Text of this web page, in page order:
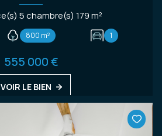
Villa 7 pièce(s) 5 chambre(s) 179 m²
800 m² 1
555 000 €
VOIR LE BIEN